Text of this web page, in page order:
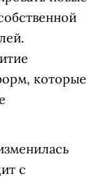
которые
с